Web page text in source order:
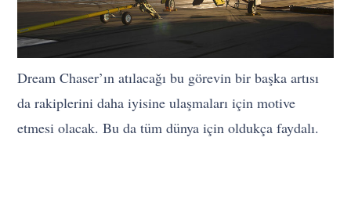
Dream Chaser’ın atılacağı bu görevin bir başka artısı
da rakiplerini daha iyisine ulaşmaları için motive
etmesi olacak. Bu da tüm dünya için oldukça faydalı.